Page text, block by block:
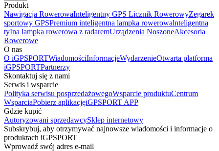
Produkt
Nawigacja RowerowaInteligentny GPS Licznik RowerowyZegarek
sportowy GPSPremium inteligentna lampka rowerowalnteligentna
tyIna lampka rowerowa z radaremUrządzenia NoszoneAkcesoria
Rowerowe
O nas
O iGPSPORTWiadomościInformacjeWydarzenieOtwarta platforma
iGPSPORTPartnerzy
Skontaktuj się z nami
Serwis i wsparcie
Polityka serwisu posprzedażowegoWsparcie produktuCentrum
WsparciaPobierz aplikacjęiGPSPORT APP
Gdzie kupić
Autoryzowani sprzedawcySklep internetowy
Subskrybuj, aby otrzymywać najnowsze wiadomości i informacje o
produktach iGPSPORT
Wprowadź swój adres e-mail